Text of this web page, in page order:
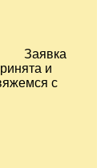
Заявка
и
с